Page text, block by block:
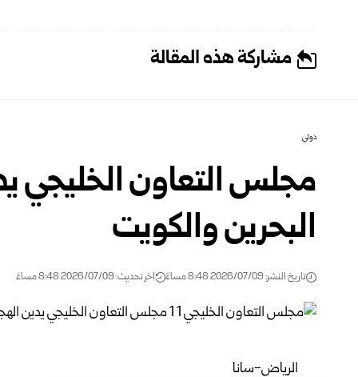
مشاركة هذه المقالة
دولي
مجلس التعاون الخليجي
البحرين والكويت
تاريخ النشر: 2026/07/09 8:48 مساءً اخر تحديث: 2026/07/09 8:48 مساءً
الرياض-سانا